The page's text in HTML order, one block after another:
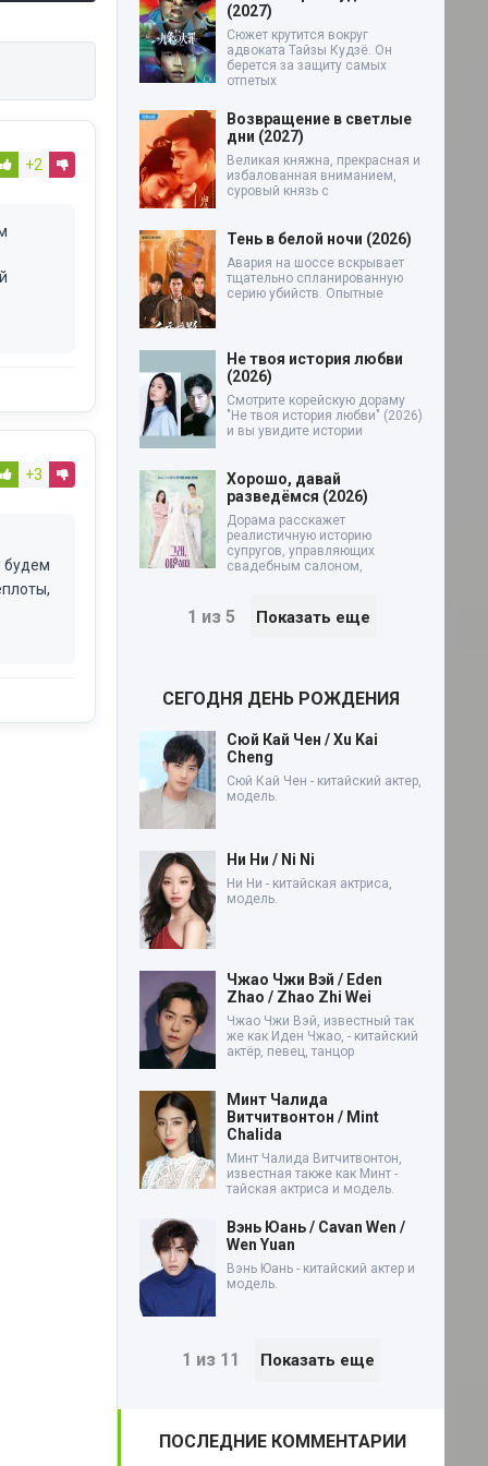
+2
+3
будем
(2027)
Сюжет крутится вокруг
адвоката Тайзы Кудзё. Он
берется за защиту самых
отпетых
Возвращение в светлые
дни (2027)
Великая княжна, прекрасная и
избалованная вниманием,
суровый князь с
Тень в белой ночи (2026)
Авария на шоссе вскрывает
тщательно спланированную
серию убийств. Опытные
Не твоя история любви
(2026)
Смотрите корейскую дораму
"Не твоя история любви" (2026)
и вы увидите истории
Хорошо, давай
разведёмся (2026)
Дорама расскажет
реалистичную историю
супругов, управляющих
свадебным салоном,
1 из 5 Показать еще
СЕГОДНЯ ДЕНЬ РОЖДЕНИЯ
Сюй Кай Чен / Xu Kai
Cheng
Сюй Кай Чен - китайский актер,
модель.
Ни Ни / Ni Ni
Ни Ни - китайская актриса,
модель.
Чжао Чжи Вэй / Eden
Zhao / Zhao Zhi Wei
Чжао Чжи Вэй, известный так
же как Иден Чжао, - китайский
актёр, певец, танцор
Минт Чалида
Витчитвонтон / Mint
Chalida
Минт Чалида Витчитвонтон,
известная также как Минт -
тайская актриса и модель.
Вэнь Юань / Cavan Wen /
Wen Yuan
Вэнь Юань - китайский актер и
модель.
1 из 11 Показать еще
ПОСЛЕДНИЕ КОММЕНТАРИИ